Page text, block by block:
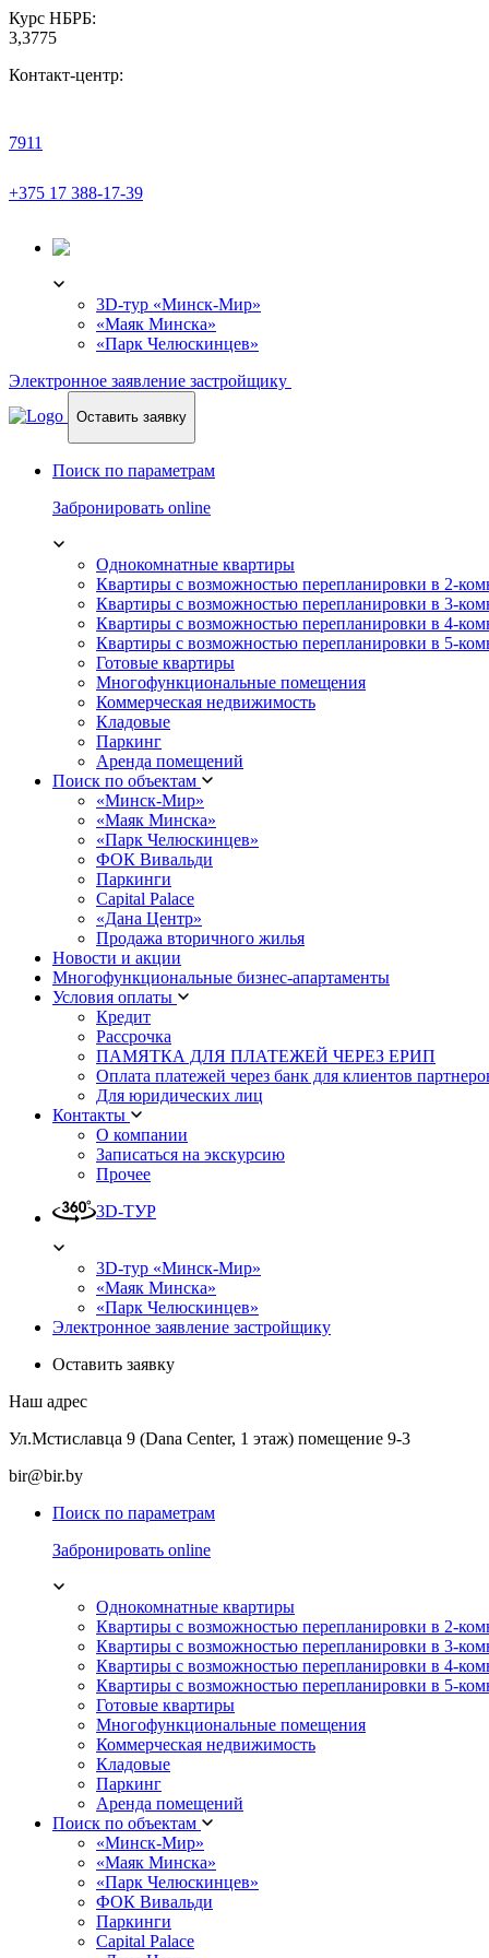
Курс НБРБ:
3,3775
Контакт-центр:
7911
+375 17 388-17-39
3D-тур «Минск-Мир»
«Маяк Минска»
«Парк Челюскинцев»
Электронное заявление застройщику
Оставить заявку
Поиск по параметрам
Забронировать online
Однокомнатные квартиры
Квартиры с возможностью перепланировки в 2-
Квартиры с возможностью перепланировки в 3-
Квартиры с возможностью перепланировки в 4-
Квартиры с возможностью перепланировки в 5-
Готовые квартиры
Многофункциональные помещения
Коммерческая недвижимость
Кладовые
Паркинг
Аренда помещений
Поиск по объектам
«Минск-Мир»
«Маяк Минска»
«Парк Челюскинцев»
ФОК Вивальди
Паркинги
Capital Palace
«Дана Центр»
Продажа вторичного жилья
Новости и акции
Многофункциональные бизнес-апартаменты
Условия оплаты
Кредит
Рассрочка
ПАМЯТКА ДЛЯ ПЛАТЕЖЕЙ ЧЕРЕЗ ЕРИП
Оплата платежей через банк для клиентов
Для юридических лиц
Контакты
О компании
Записаться на экскурсию
Прочее
3D-ТУР
3D-тур «Минск-Мир»
«Маяк Минска»
«Парк Челюскинцев»
Электронное заявление застройщику
Оставить заявку
Наш адрес
Ул.Мстиславца 9 (Dana Center, 1 этаж) помещение 9-3
bir@bir.by
Поиск по параметрам
Забронировать online
Однокомнатные квартиры
Квартиры с возможностью перепланировки в 2-
Квартиры с возможностью перепланировки в 3-
Квартиры с возможностью перепланировки в 4-
Квартиры с возможностью перепланировки в 5-
Готовые квартиры
Многофункциональные помещения
Коммерческая недвижимость
Кладовые
Паркинг
Аренда помещений
Поиск по объектам
«Минск-Мир»
«Маяк Минска»
«Парк Челюскинцев»
ФОК Вивальди
Паркинги
Capital Palace